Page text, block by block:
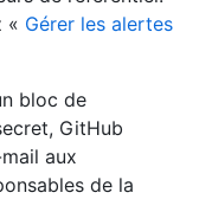
« Gérer les alertes
bloc de
GitHub
aux
de la